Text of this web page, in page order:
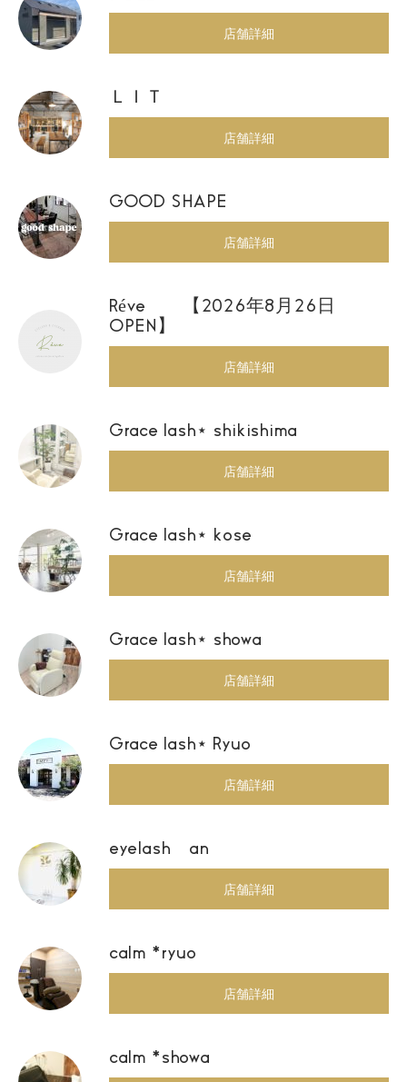
店舗詳細
ＬＩＴ
店舗詳細
GOOD SHAPE
店舗詳細
Réve 【2026年8月26日
OPEN】
店舗詳細
Grace lash⋆ shikishima
店舗詳細
Grace lash⋆ kose
店舗詳細
Grace lash⋆ showa
店舗詳細
Grace lash⋆ Ryuo
店舗詳細
eyelash an
店舗詳細
calm *ryuo
店舗詳細
calm *showa